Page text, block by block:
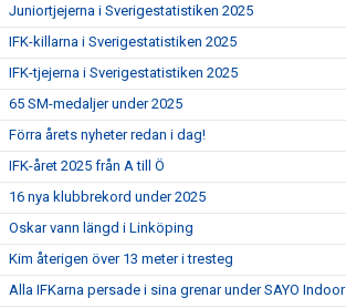
Juniortjejerna i Sverigestatistiken 2025
IFK-killarna i Sverigestatistiken 2025
IFK-tjejerna i Sverigestatistiken 2025
65 SM-medaljer under 2025
Förra årets nyheter redan i dag!
IFK-året 2025 från A till Ö
16 nya klubbrekord under 2025
Oskar vann längd i Linköping
Kim återigen över 13 meter i tresteg
Alla IFKarna persade i sina grenar under SAYO Indoor